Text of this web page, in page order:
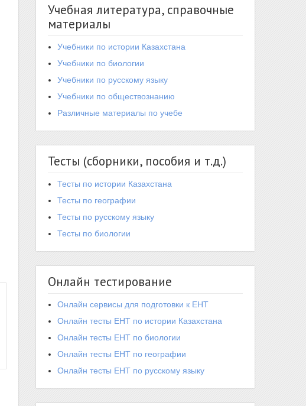
Учебная литература, справочные
материалы
Учебники по истории Казахстана
Учебники по биологии
Учебники по русскому языку
Учебники по обществознанию
Различные материалы по учебе
Тесты (сборники, пособия и т.д.)
Тесты по истории Казахстана
Тесты по географии
Тесты по русскому языку
Тесты по биологии
Онлайн тестирование
Онлайн сервисы для подготовки к ЕНТ
Онлайн тесты ЕНТ по истории Казахстана
Онлайн тесты ЕНТ по биологии
Онлайн тесты ЕНТ по географии
Онлайн тесты ЕНТ по русскому языку